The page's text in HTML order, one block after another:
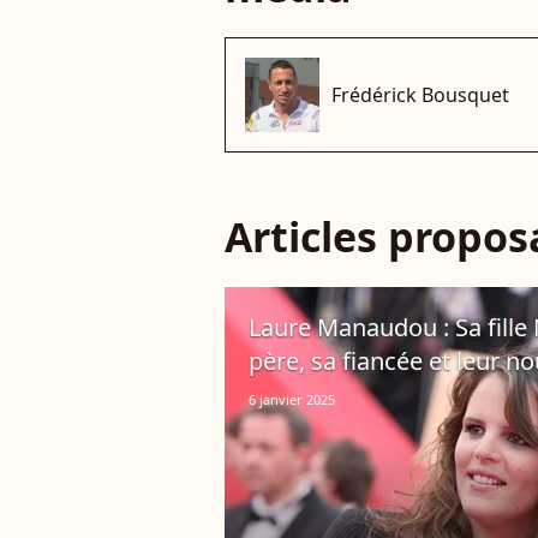
Frédérick Bousquet
Articles
Laure Manaudou : Sa
père, sa fiancée et leur
6 janvier 2025